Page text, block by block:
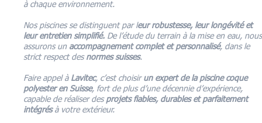
à chaque environnement.
Nos piscines se distinguent par leur robustesse, leur longévité et
leur entretien simplifié. De l’étude du terrain à la mise en eau, nous
assurons un accompagnement complet et personnalisé, dans le
strict respect des normes suisses.
Faire appel à Lavitec, c’est choisir un expert de la piscine coque
polyester en Suisse, fort de plus d’une décennie d’expérience,
capable de réaliser des projets fiables, durables et parfaitement
intégrésà votre extérieur.